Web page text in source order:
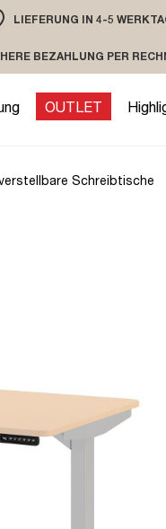
LIEFERUNG IN 4-5
VERSAND PER
BEZAHLUNG PER
VERSCHLÜSSELTE
OUTLET
Schreibtische